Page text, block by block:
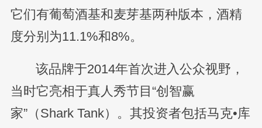
它们有葡萄酒基和麦芽基两种版本，酒精
度分别为11.1%和8%。
该品牌于2014年首次进入公众视野，
当时它亮相于真人秀节目“创智赢
家”（Shark Tank）。其投资者包括马克•库